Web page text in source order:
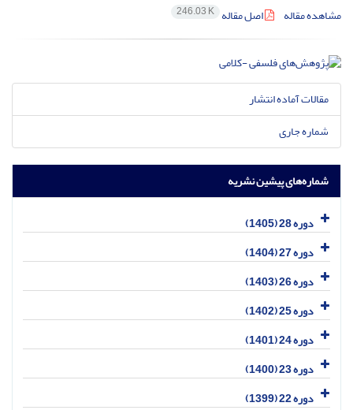
مشاهده مقاله
اصل مقاله 246.03 K
مقالات آماده انتشار
شماره جاری
شماره‌های پیشین نشریه
دوره 28 (1405)
دوره 27 (1404)
دوره 26 (1403)
دوره 25 (1402)
دوره 24 (1401)
دوره 23 (1400)
دوره 22 (1399)